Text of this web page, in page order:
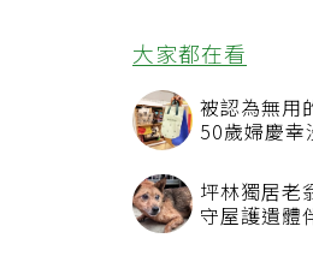
大家都在看
被認為無用
50歲婦慶
坪林獨居老
守屋護遺